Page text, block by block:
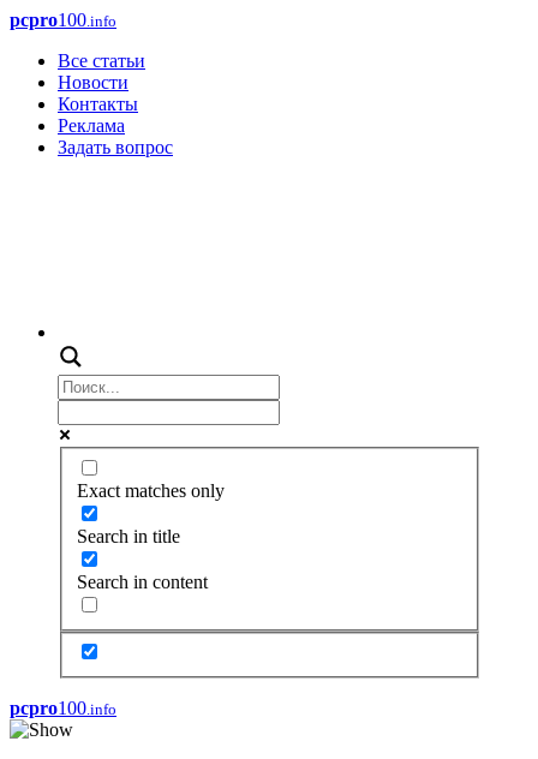
pcpro100.info
Все статьи
Новости
Контакты
Реклама
Задать вопрос
Exact matches only
Search in title
Search in content
pcpro100.info